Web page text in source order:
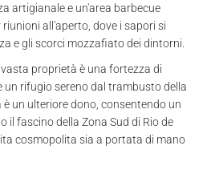
artigianale e un'area barbecue
all'aperto, dove i sapori si
e gli scorci mozzafiato dei dintorni.
proprietà è una fortezza di
un rifugio sereno dal trambusto della
un ulteriore dono, consentendo un
il fascino della Zona Sud di Rio de
cosmopolita sia a portata di mano